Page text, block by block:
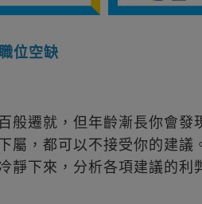
位空缺
般遷就，但年齡漸長你會發
屬，都可以不接受你的建議
靜下來，分析各項建議的利